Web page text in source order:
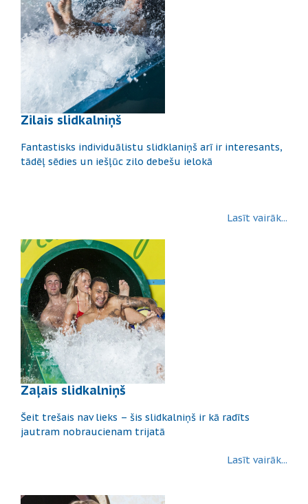
Zilais slidkalniņš
Fantastisks individuālistu slidklaniņš arī ir interesants,
tādēļ sēdies un iešļūc zilo debešu ielokā
Lasīt vairāk...
Zaļais slidkalniņš
Šeit trešais nav lieks – šis slidkalniņš ir kā radīts
jautram nobraucienam trijatā
Lasīt vairāk...